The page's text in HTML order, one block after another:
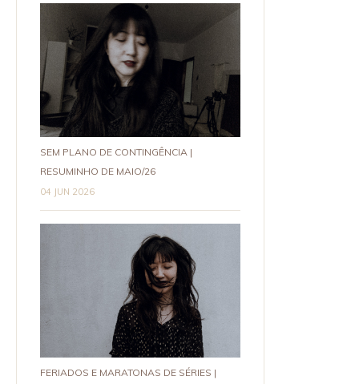
SEM PLANO DE CONTINGÊNCIA |
RESUMINHO DE MAIO/26
04 JUN 2026
FERIADOS E MARATONAS DE SÉRIES |